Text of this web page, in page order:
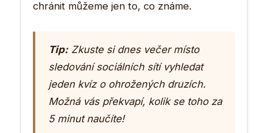
chránit můžeme jen to, co známe.
Tip: Zkuste si dnes večer místo
sledování sociálních sítí vyhledat
jeden kvíz o ohrožených druzích.
Možná vás překvapí, kolik se toho za
5 minut naučíte!